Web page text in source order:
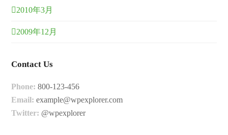
2010年3月
2009年12月
Contact Us
Phone: 800-123-456
Email: example@wpexplorer.com
Twitter: @wpexplorer